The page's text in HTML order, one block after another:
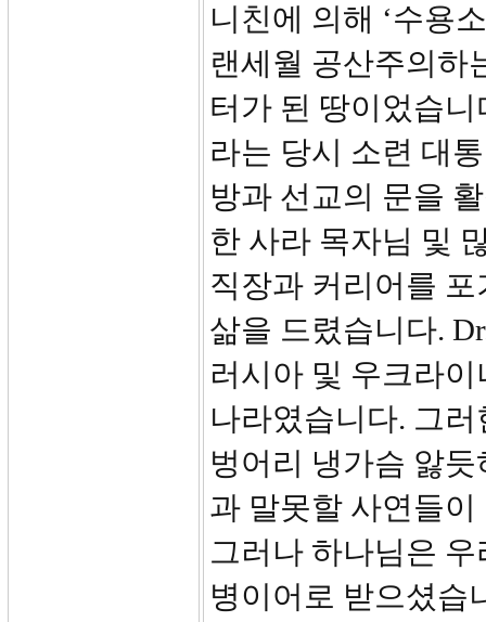
니친에 의해 ‘수용
랜세월 공산주의하
터가 된 땅이었습
라는 당시 소련 대
방과 선교의 문을
한 사라 목자님 및
직장과 커리어를
삶을 드렸습니다.
러시아 및 우크라
나라였습니다. 그
벙어리 냉가슴 앓
과 말못할 사연들
그러나 하나님은
병이어로 받으셨습